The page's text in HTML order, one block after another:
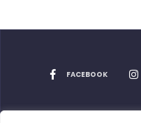
FACEBOOK